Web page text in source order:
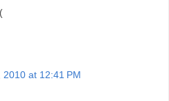
at 12:41 PM